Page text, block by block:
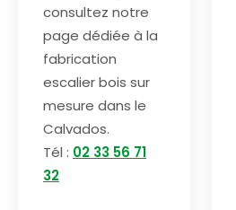
consultez notre
page dédiée à la
fabrication
escalier bois sur
mesure dans le
Calvados.
Tél : 02 33 56 71
32